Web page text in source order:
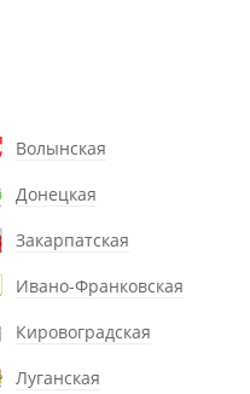
Волынская
Донецкая
Закарпатская
Ивано-Франковская
Кировоградская
Луганская